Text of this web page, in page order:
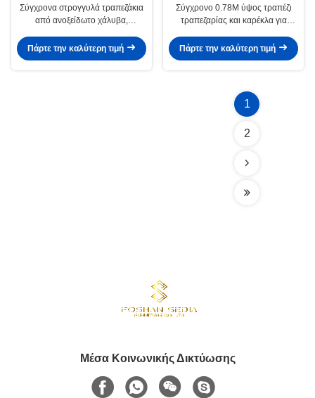
Σύγχρονα στρογγυλά τραπεζάκια
από ανοξείδωτο χάλυβα,
Πάρτε την καλύτερη τιμή
Σύγχρονο 0.78M ύψος τραπέζι
τραπεζαρίας και καρέκλα για
Πάρτε την καλύτερη τιμή
1
2
Μέσα Κοινωνικής Δικτύωσης